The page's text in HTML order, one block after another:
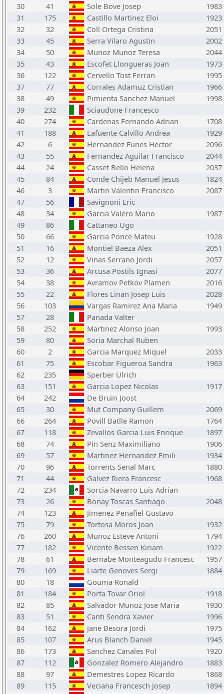
30
41 Sole Bove Josep
1983
31
175 Castillo Martinez Eloi
1923
32
32 Coll Ortega Cristina
2051
33
45 Serra Vilaro Agustin
2002
34
50 Munoz Munoz Teresa
2044
35
43 Escofet Llongueras Joan
1973
36
122 Cervello Tost Ferran
1995
37
77 Corrales Adamuz Cristian
1966
38
49 Pimienta Sanchez Manuel
1998
39
232
Sciaudone Francesco
40
274 Cardenas Fernando Adrian
1708
41
188 Lafuente Calvillo Andrea
1929
42
6 Hernandez Funes Hector
2096
43
55 Fernandez Aguilar Francisco
2044
44
24 Casset Bello Helena
2037
45
84 Conde Chijeb Manuel Jesus
1824
46
3 Martin Valentin Francisco
2087
47
56
Savignoni Eric
48
34 Garcia Valero Mario
1987
49
86
Cattaneo Ugo
50
66 Garcia Ponce Mateu
1928
51
16 Montiel Baeza Alex
2051
52
12 Vinas Serrano Jordi
2057
53
36 Arcusa Postils Ignasi
2077
54
38 Avramov Petkov Plamen
2016
55
22 Flores Linan Josep Luis
2028
56
103 Vargas Ramirez Ana Maria
1949
57
28
Panada Valter
58
252 Martinez Alonso Joan
1993
59
80
Soria Marchal Ruben
60
2 Garcia Marquez Miquel
2033
61
75 Escobar Figueroa Sandra
1963
62
235
Sperber Ulrich
63
151 Garcia Lopez Nicolas
1917
64
242
De Bruin Joost
65
30 Mut Company Guillem
2069
66
264 Povill Batlle Ramon
1764
67
118 Zevallos Garcia Luis Enrique
1897
68
74 Pin Senz Maximiliano
1906
69
57 Martinez Hernandez Emili
1934
70
96 Torrents Senal Marc
1880
71
44 Galvez Riera Francesc
1968
72
234
Sorcia Navarro Luis Adrian
73
26 Bonay Toscas Santiago
2048
74
123
Jimenez Penafiel Gustavo
75
79 Tortosa Moros Joan
1932
76
260 Munoz Esteve Antoni
1794
77
182 Vicente Bessen Kiriam
1922
78
61 Bernabe Monteagudo Francesc
1957
79
169 Liarte Genoves Sergi
1884
80
18
Gouma Ronald
81
184 Porta Tovar Oriol
1918
82
85 Salvador Munoz Jose Maria
1930
83
51 Canti Sendra Xavier
1996
84
162 Jane Besora Jordi
1975
85
107 Arus Blanch Daniel
1945
86
173 Sanchez Canales Pol
1920
87
112 Gonzalez Romero Alejandro
1883
88
97 Demestres Lopez Ricardo
1868
89
115 Veciana Francesch Josep
1894